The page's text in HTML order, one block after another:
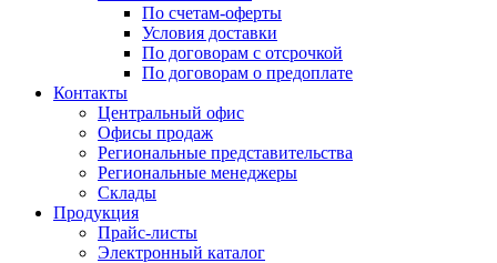
По счетам-оферты
Условия доставки
По договорам с отсрочкой
По договорам о предоплате
Контакты
Центральный офис
Офисы продаж
Региональные представительства
Региональные менеджеры
Склады
Продукция
Прайс-листы
Электронный каталог